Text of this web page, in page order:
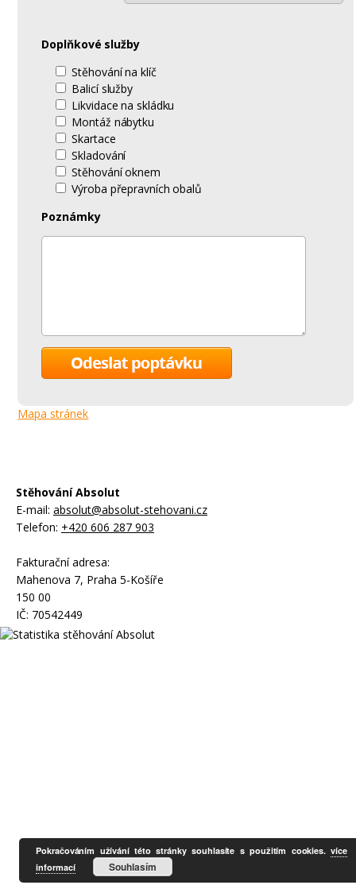
Doplňkové služby
Stěhování na klíč
Balicí služby
Likvidace na skládku
Montáž nábytku
Skartace
Skladování
Stěhování oknem
Výroba přepravních obalů
Poznámky
Mapa stránek
Stěhování Absolut
E-mail: absolut@absolut-stehovani.cz
Telefon: +420 606 287 903
Fakturační adresa:
Mahenova 7, Praha 5-Košíře
150 00
IČ: 70542449
Pokračováním užívání této stránky souhlasíte s použitím cookies.více
informací
Souhlasím